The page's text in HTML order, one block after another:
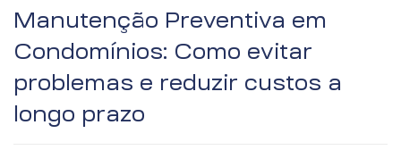
Manutenção Preventiva em
Condomínios: Como evitar
problemas e reduzir custos a
longo prazo